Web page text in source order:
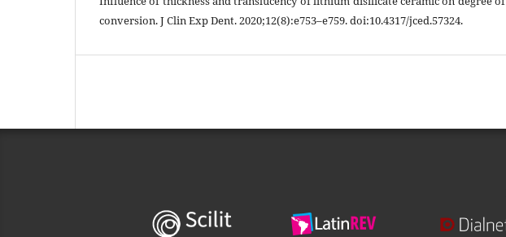
conversion. J Clin Exp Dent. 2020;12(8):e753–e759. doi:10.4317/jced.57324.